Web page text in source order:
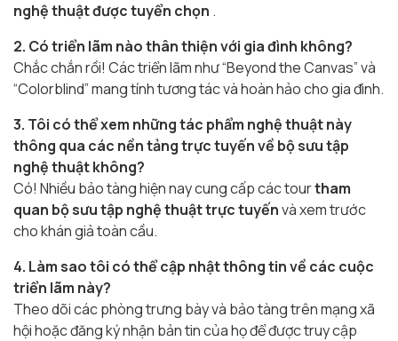
nghệ thuật được tuyển chọn .
2. Có triển lãm nào thân thiện với gia đình không?
Chắc chắn rồi! Các triển lãm như “Beyond the Canvas” và
“Colorblind” mang tính tương tác và hoàn hảo cho gia đình.
3. Tôi có thể xem những tác phẩm nghệ thuật này
thông qua các nền tảng trực tuyến về bộ sưu tập
nghệ thuật không?
Có! Nhiều bảo tàng hiện nay cung cấp các tourtham
quan bộ sưu tập nghệ thuật trực tuyếnvà xem trước
cho khán giả toàn cầu.
4. Làm sao tôi có thể cập nhật thông tin về các cuộc
triển lãm này?
Theo dõi các phòng trưng bày và bảo tàng trên mạng xã
hội hoặc đăng ký nhận bản tin của họ để được truy cập